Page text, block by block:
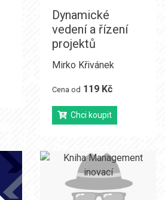
Dynamické
vedení a řízení
projektů
Mirko Křivánek
Cena od 119 Kč
Chci koupit